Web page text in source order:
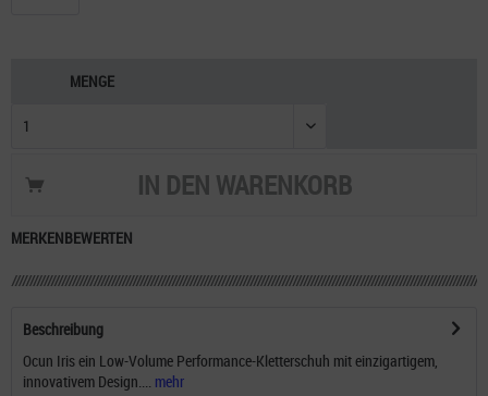
MENGE
IN DEN WARENKORB
MERKENBEWERTEN
Beschreibung
Ocun Iris ein Low-Volume Performance-Kletterschuh mit einzigartigem,
innovativem Design....
mehr